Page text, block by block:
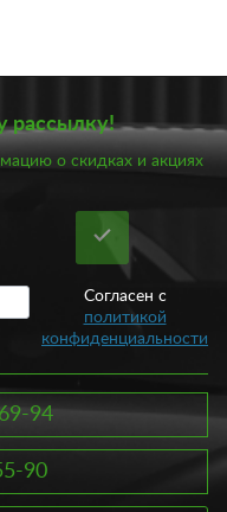
рассылку!
о скидках и акциях
Согласен с
политикой
конфиденциальности
94
90